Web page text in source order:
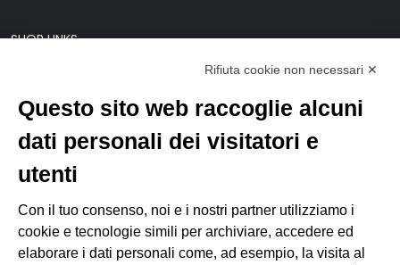
SHOP LINKS
F.I.S.A.
Federazione Italiana Canottaggio
Federazione Italiana Sedile Fisso
Rifiuta cookie non necessari ✕
Questo sito web raccoglie alcuni
dati personali dei visitatori e
utenti
Con il tuo consenso, noi e i nostri partner utilizziamo i
cookie e tecnologie simili per archiviare, accedere ed
elaborare i dati personali come, ad esempio, la visita al